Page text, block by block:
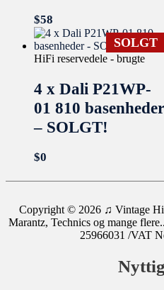
$58
SOLGT
HiFi reservedele - brugte
4 x Dali P21WP-
01 810 basenheder
– SOLGT!
$0
Copyright © 2026 ♫ Vintage
Marantz, Technics og mange flere..
25966031 /VAT